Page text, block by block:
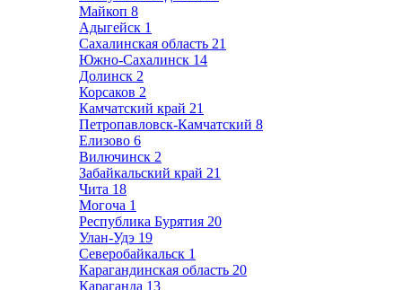
Майкоп 8
Адыгейск 1
Сахалинская область 21
Южно-Сахалинск 14
Долинск 2
Корсаков 2
Камчатский край 21
Петропавловск-Камчатский 8
Елизово 6
Вилючинск 2
Забайкальский край 21
Чита 18
Могоча 1
Республика Бурятия 20
Улан-Удэ 19
Северобайкальск 1
Карагандинская область 20
Караганда 13